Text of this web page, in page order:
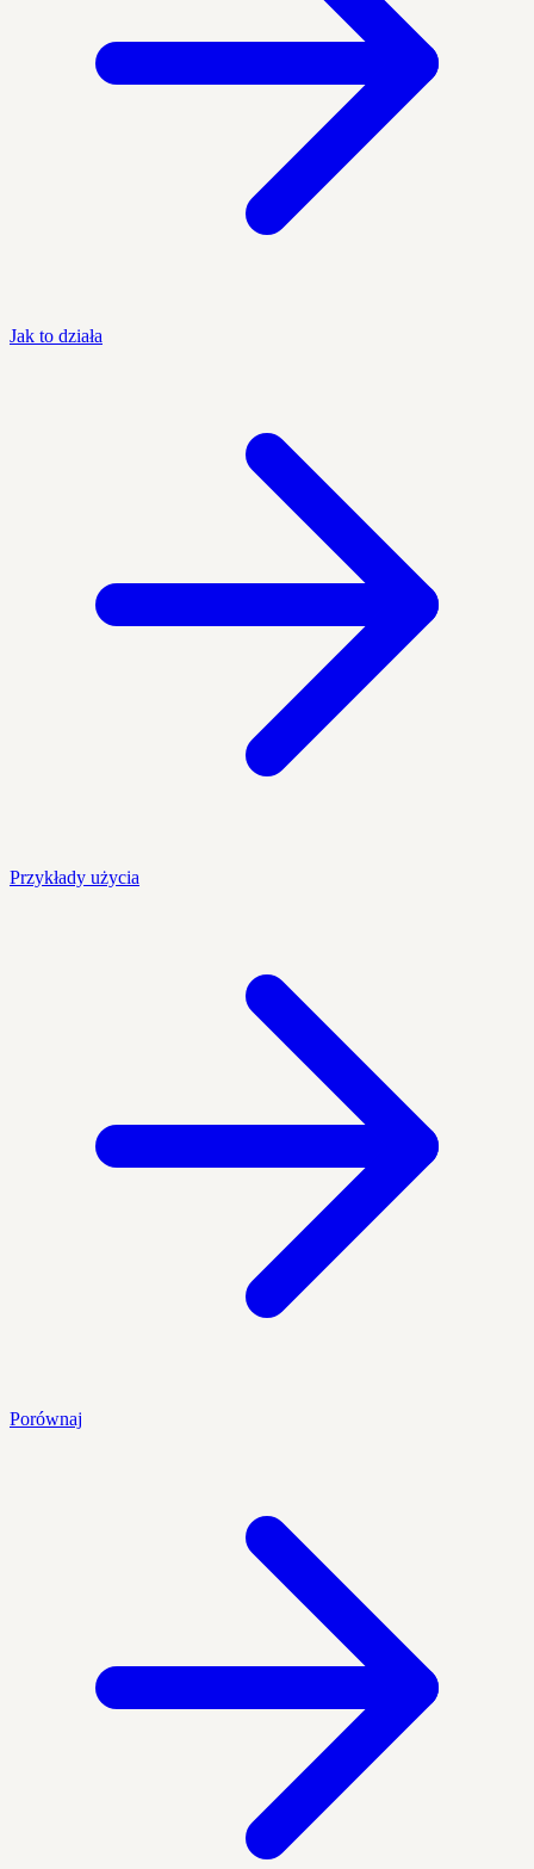
Jak to działa
Przykłady użycia
Porównaj